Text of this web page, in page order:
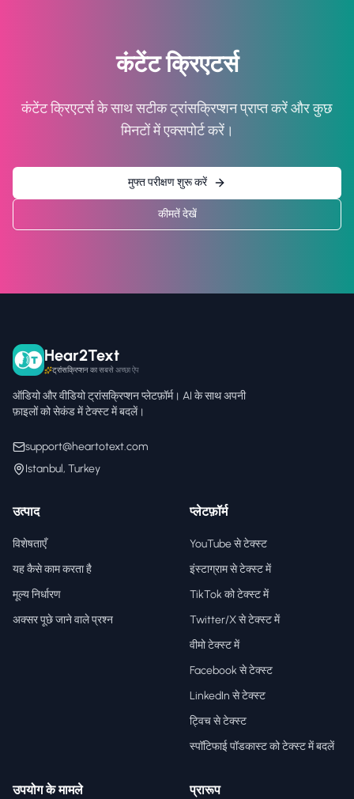
कंटेंट क्रिएटर्स
कंटेंट क्रिएटर्स के साथ सटीक ट्रांसक्रिप्शन प्राप्त करें और कुछ
मिनटों में एक्सपोर्ट करें।
मुफ्त परीक्षण शुरू करें
कीमतें देखें
Hear2Text
ट्रांसक्रिप्शन का सबसे अच्छा ऐप
ऑडियो और वीडियो ट्रांसक्रिप्शन प्लेटफ़ॉर्म। AI के साथ अपनी
फ़ाइलों को सेकंड में टेक्स्ट में बदलें।
support@heartotext.com
Istanbul, Turkey
उत्पाद
विशेषताएँ
यह कैसे काम करता है
मूल्य निर्धारण
अक्सर पूछे जाने वाले प्रश्न
प्लेटफ़ॉर्म
YouTube से टेक्स्ट
इंस्टाग्राम से टेक्स्ट में
TikTok को टेक्स्ट में
Twitter/X से टेक्स्ट में
वीमो टेक्स्ट में
Facebook से टेक्स्ट
LinkedIn से टेक्स्ट
ट्विच से टेक्स्ट
स्पॉटिफाई पॉडकास्ट को टेक्स्ट में बदलें
उपयोग के मामले प्रारूप